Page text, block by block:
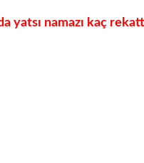
yatsı namazı kaç